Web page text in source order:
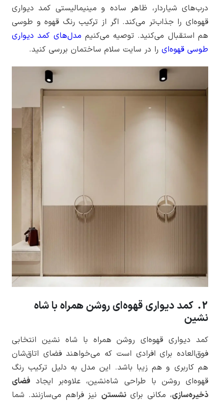
درب‌های شیاردار، ظاهر ساده و مینیمالیستی کمد دیواری
قهوه‌ای را جذاب‌تر می‌کند. اگر از ترکیب رنگ قهوه و طوسی
هم استقبال می‌کنید. توصیه می‌کنیم مدل‌های کمد دیواری
طوسی قهوه‌ای را در سایت سلام ساختمان بررسی کنید.
2. کمد دیواری قهوه‌ای روشن همراه با شاه
‌نشین
کمد دیواری قهوه‌ای روشن همراه با شاه ‌نشین انتخابی
فوق‌العاده برای افرادی است که می‌خواهند فضای اتاق‌شان
هم کاربری و هم زیبا باشد. این مدل به دلیل ترکیب رنگ
قهوه‌ای روشن با طراحی شاه‌نشین، علاوه‌بر ایجاد فضای
ذخیره‌سازی، مکانی براینشستن نیز فراهم می‌سازنند. شما